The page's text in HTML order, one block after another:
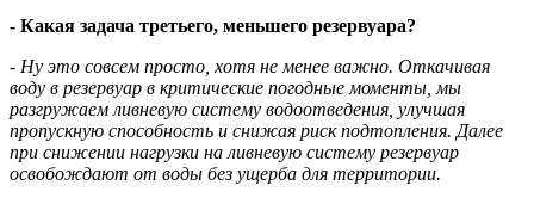
- Какая задача третьего, меньшего резервуара?
- Ну это совсем просто, хотя не менее важно. Откачивая
воду в резервуар в критические погодные моменты, мы
разгружаем ливневую систему водоотведения, улучшая
пропускную способность и снижая риск подтопления. Далее
при снижении нагрузки на ливневую систему резервуар
освобождают от воды без ущерба для территории.